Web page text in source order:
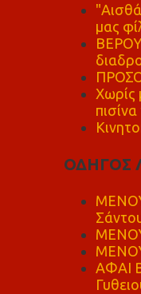
μας
Χωρίς
ΟΔΗΓΟΣ
ΑΦΑΙ